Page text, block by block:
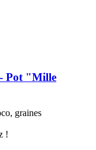
Pot "Mille
graines
!